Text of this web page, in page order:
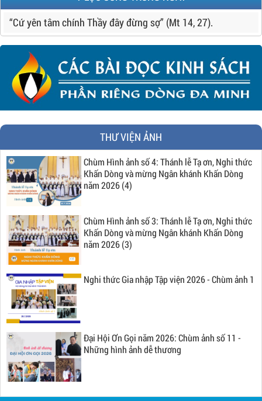
“Cứ yên tâm chính Thầy đây đừng sợ” (Mt 14, 27).
THƯ VIỆN ẢNH
Chùm Hình ảnh số 4: Thánh lễ Tạ ơn, Nghi thức
Khấn Dòng và mừng Ngân khánh Khấn Dòng
năm 2026 (4)
Chùm Hình ảnh số 3: Thánh lễ Tạ ơn, Nghi thức
Khấn Dòng và mừng Ngân khánh Khấn Dòng
năm 2026 (3)
Nghi thức Gia nhập Tập viện 2026 - Chùm ảnh 1
Đại Hội Ơn Gọi năm 2026: Chùm ảnh số 11 -
Những hình ảnh dễ thương